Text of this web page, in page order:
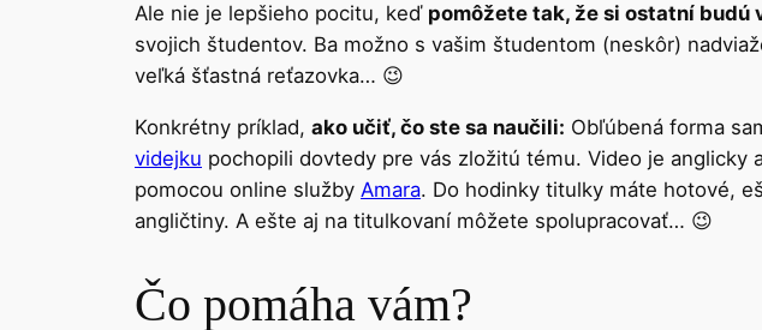
Ale nie je lepšieho pocitu, keď pomôžete tak, že si ostatní budú
svojich študentov. Ba možno s vašim študentom (neskôr)
veľká šťastná reťazovka… 😉
Konkrétny príklad, ako učiť, čo ste sa naučili: Obľúbená forma
videjku pochopili dovtedy pre vás zložitú tému. Video je
pomocou online služby Amara. Do hodinky titulky máte hotové,
angličtiny. A ešte aj na titulkovaní môžete spolupracovať… 😉
Čo pomáha vám?